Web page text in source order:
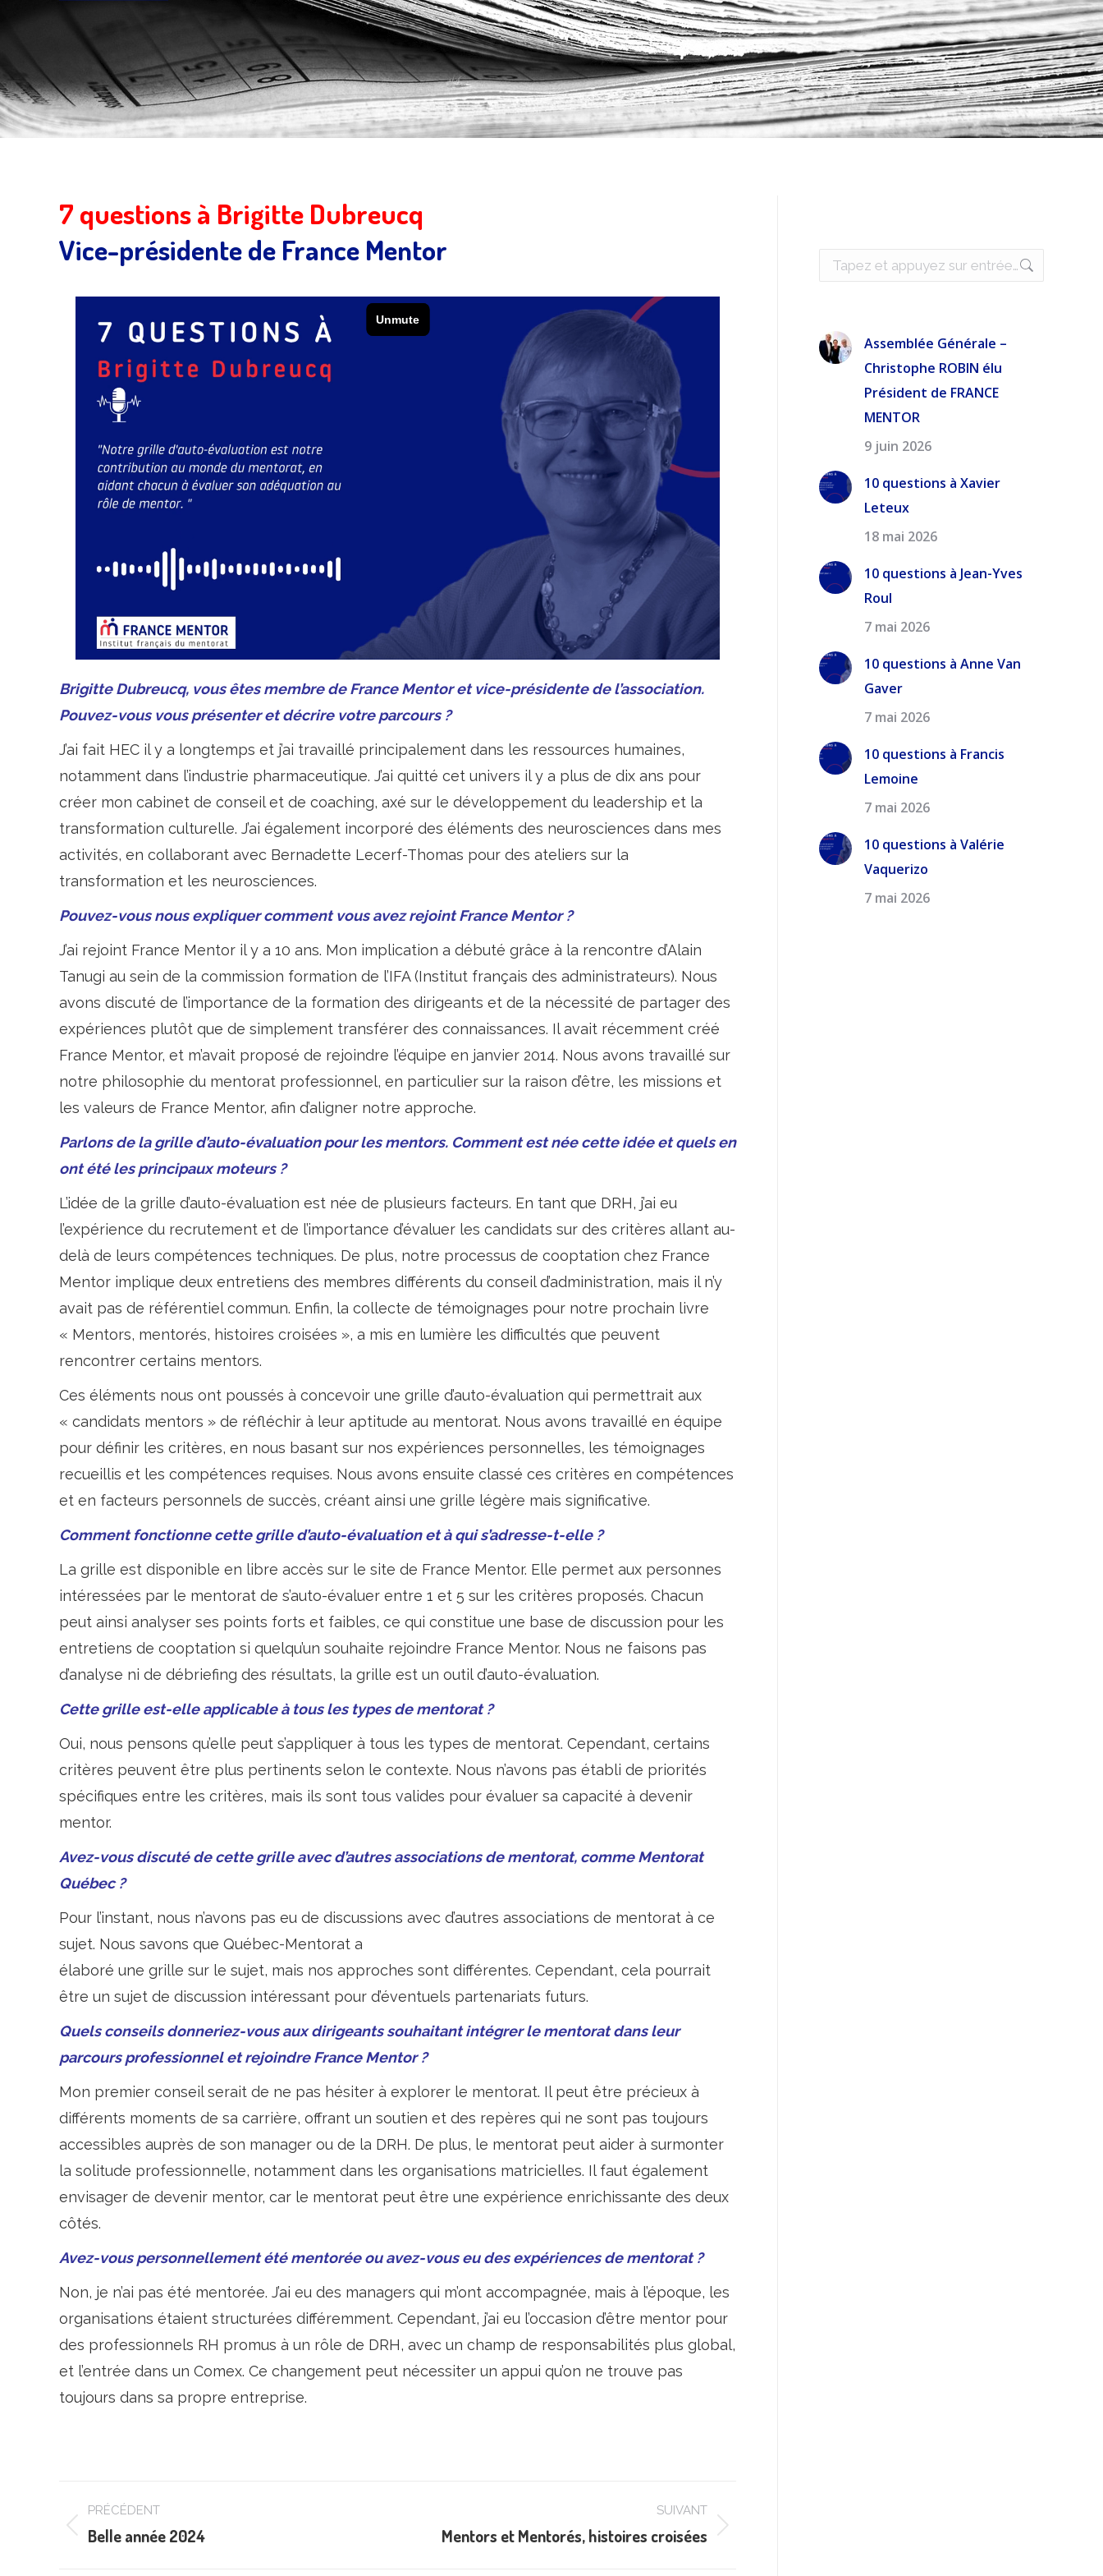
7 questions à Brigitte Dubreucq
Vice-présidente de France Mentor
Brigitte Dubreucq, vous êtes membre de France Mentor et vice-présidente de l’association.
Pouvez-vous vous présenter et décrire votre parcours ?
J’ai fait HEC il y a longtemps et j’ai travaillé principalement dans les ressources humaines,
notamment dans l’industrie pharmaceutique. J’ai quitté cet univers il y a plus de dix ans pour
créer mon cabinet de conseil et de coaching, axé sur le développement du leadership et la
transformation culturelle. J’ai également incorporé des éléments des neurosciences dans mes
activités, en collaborant avec Bernadette Lecerf-Thomas pour des ateliers sur la
transformation et les neurosciences.
Pouvez-vous nous expliquer comment vous avez rejoint France Mentor ?
J’ai rejoint France Mentor il y a 10 ans. Mon implication a débuté grâce à la rencontre d’Alain
Tanugi au sein de la commission formation de l’IFA (Institut français des administrateurs). Nous
avons discuté de l’importance de la formation des dirigeants et de la nécessité de partager des
expériences plutôt que de simplement transférer des connaissances. Il avait récemment créé
France Mentor, et m’avait proposé de rejoindre l’équipe en janvier 2014. Nous avons travaillé sur
notre philosophie du mentorat professionnel, en particulier sur la raison d’être, les missions et
les valeurs de France Mentor, afin d’aligner notre approche.
Parlons de la grille d’auto-évaluation pour les mentors. Comment est née cette idée et quels en
ont été les principaux moteurs ?
L’idée de la grille d’auto-évaluation est née de plusieurs facteurs. En tant que DRH, j’ai eu
l’expérience du recrutement et de l’importance d’évaluer les candidats sur des critères allant au-
delà de leurs compétences techniques. De plus, notre processus de cooptation chez France
Mentor implique deux entretiens des membres différents du conseil d’administration, mais il n’y
avait pas de référentiel commun. Enfin, la collecte de témoignages pour notre prochain livre
« Mentors, mentorés, histoires croisées », a mis en lumière les difficultés que peuvent
rencontrer certains mentors.
Ces éléments nous ont poussés à concevoir une grille d’auto-évaluation qui permettrait aux
« candidats mentors » de réfléchir à leur aptitude au mentorat. Nous avons travaillé en équipe
pour définir les critères, en nous basant sur nos expériences personnelles, les témoignages
recueillis et les compétences requises. Nous avons ensuite classé ces critères en compétences
et en facteurs personnels de succès, créant ainsi une grille légère mais significative.
Comment fonctionne cette grille d’auto-évaluation et à qui s’adresse-t-elle ?
La grille est disponible en libre accès sur le site de France Mentor. Elle permet aux personnes
intéressées par le mentorat de s’auto-évaluer entre 1 et 5 sur les critères proposés. Chacun
peut ainsi analyser ses points forts et faibles, ce qui constitue une base de discussion pour les
entretiens de cooptation si quelqu’un souhaite rejoindre France Mentor. Nous ne faisons pas
d’analyse ni de débriefing des résultats, la grille est un outil d’auto-évaluation.
Cette grille est-elle applicable à tous les types de mentorat ?
Oui, nous pensons qu’elle peut s’appliquer à tous les types de mentorat. Cependant, certains
critères peuvent être plus pertinents selon le contexte. Nous n’avons pas établi de priorités
spécifiques entre les critères, mais ils sont tous valides pour évaluer sa capacité à devenir
mentor.
Avez-vous discuté de cette grille avec d’autres associations de mentorat, comme Mentorat
Québec ?
Pour l’instant, nous n’avons pas eu de discussions avec d’autres associations de mentorat à ce
sujet. Nous savons que Québec-Mentorat a
élaboré une grille sur le sujet, mais nos approches sont différentes. Cependant, cela pourrait
être un sujet de discussion intéressant pour d’éventuels partenariats futurs.
Quels conseils donneriez-vous aux dirigeants souhaitant intégrer le mentorat dans leur
parcours professionnel et rejoindre France Mentor ?
Mon premier conseil serait de ne pas hésiter à explorer le mentorat. Il peut être précieux à
différents moments de sa carrière, offrant un soutien et des repères qui ne sont pas toujours
accessibles auprès de son manager ou de la DRH. De plus, le mentorat peut aider à surmonter
la solitude professionnelle, notamment dans les organisations matricielles. Il faut également
envisager de devenir mentor, car le mentorat peut être une expérience enrichissante des deux
côtés.
Avez-vous personnellement été mentorée ou avez-vous eu des expériences de mentorat ?
Non, je n’ai pas été mentorée. J’ai eu des managers qui m’ont accompagnée, mais à l’époque, les
organisations étaient structurées différemment. Cependant, j’ai eu l’occasion d’être mentor pour
des professionnels RH promus à un rôle de DRH, avec un champ de responsabilités plus global,
et l’entrée dans un Comex. Ce changement peut nécessiter un appui qu’on ne trouve pas
toujours dans sa propre entreprise.
Navigation
article
PRÉCÉDENT
Article
Belle année 2024
SUIVANT
Article
Mentors et Mentorés, histoires croisées
Recherche
:
Assemblée Générale –
Christophe ROBIN élu
Président de FRANCE
MENTOR
9 juin 2026
10 questions à Xavier
Leteux
18 mai 2026
10 questions à Jean-Yves
Roul
7 mai 2026
10 questions à Anne Van
Gaver
7 mai 2026
10 questions à Francis
Lemoine
7 mai 2026
10 questions à Valérie
Vaquerizo
7 mai 2026